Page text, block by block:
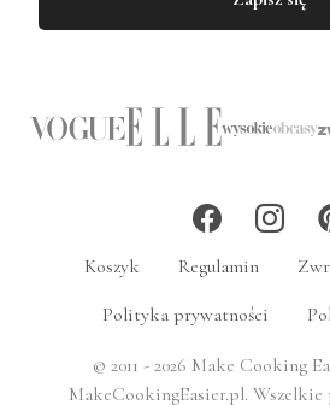
Koszyk Regulamin
Polityka prywatności
© 2011 - 2026 Make Cooking
MakeCookingEasier.pl. Wszelkie